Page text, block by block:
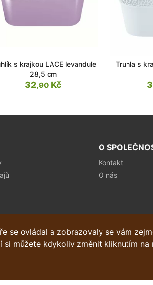
s krajkou LACE levandule
28,5 cm
32,90 Kč
Truhla s
O
Kontakt
O nás
se ovládal a zobrazovaly se vám
si můžete kdykoliv změnit kliknutím na